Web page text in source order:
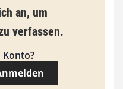
an, um
verfassen.
Konto?